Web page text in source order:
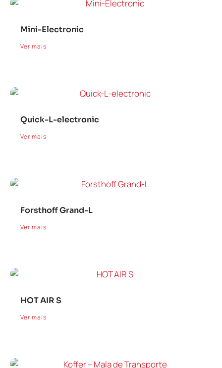
Mini-Electronic
Ver mais
Quick-L-electronic
Ver mais
Forsthoff Grand-L
Ver mais
HOT AIR S
Ver mais